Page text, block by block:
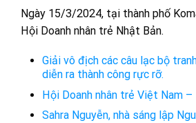
Ngày 15/3/2024, tại thành phố
Hội Doanh nhân trẻ Nhật Bản.
Giải vô địch các câu lạc bộ
diễn ra thành công rực rỡ.
Hội Doanh nhân trẻ Việt Nam
Sahra Nguyễn, nhà sáng lập